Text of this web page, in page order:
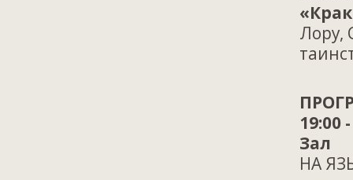
Лору,
19:00
Зал
НА